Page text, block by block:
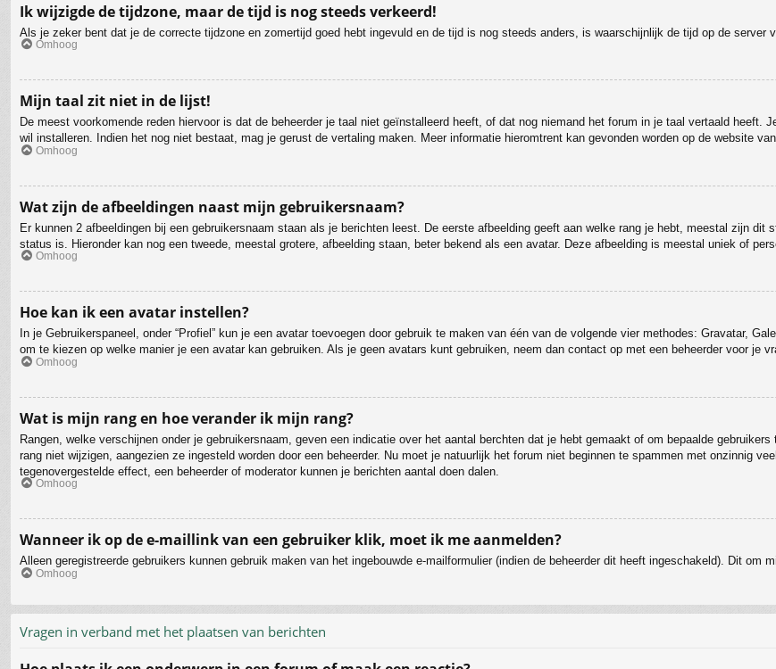
Ik wijzigde de tijdzone, maar de tijd is nog steeds verkeerd!
Als je zeker bent dat je de correcte tijdzone en zomertijd goed hebt ingevuld en de tijd is nog steeds anders, is waarschijnlijk de tijd op de server
Omhoog
Mijn taal zit niet in de lijst!
De meest voorkomende reden hiervoor is dat de beheerder je taal niet geïnstalleerd heeft, of dat nog niemand het forum in je taal vertaald heeft.
wil installeren. Indien het nog niet bestaat, mag je gerust de vertaling maken. Meer informatie hieromtrent kan gevonden worden op de website
Omhoog
Wat zijn de afbeeldingen naast mijn gebruikersnaam?
Er kunnen 2 afbeeldingen bij een gebruikersnaam staan als je berichten leest. De eerste afbeelding geeft aan welke rang je hebt, meestal zijn
status is. Hieronder kan nog een tweede, meestal grotere, afbeelding staan, beter bekend als een avatar. Deze afbeelding is meestal uniek of
Omhoog
Hoe kan ik een avatar instellen?
In je Gebruikerspaneel, onder “Profiel” kun je een avatar toevoegen door gebruik te maken van één van de volgende vier methodes: Gravatar,
om te kiezen op welke manier je een avatar kan gebruiken. Als je geen avatars kunt gebruiken, neem dan contact op met een beheerder voor je
Omhoog
Wat is mijn rang en hoe verander ik mijn rang?
Rangen, welke verschijnen onder je gebruikersnaam, geven een indicatie over het aantal berchten dat je hebt gemaakt of om bepaalde
rang niet wijzigen, aangezien ze ingesteld worden door een beheerder. Nu moet je natuurlijk het forum niet beginnen te spammen met onzinnig
tegenovergestelde effect, een beheerder of moderator kunnen je berichten aantal doen dalen.
Omhoog
Wanneer ik op de e-maillink van een gebruiker klik, moet ik me aanmelden?
Alleen geregistreerde gebruikers kunnen gebruik maken van het ingebouwde e-mailformulier (indien de beheerder dit heeft ingeschakeld). Dit om
Omhoog
Vragen in verband met het plaatsen van berichten